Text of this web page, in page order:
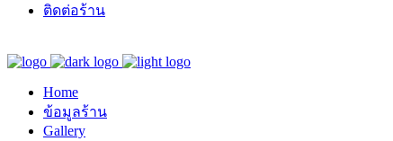
ติดต่อร้าน
Home
ข้อมูลร้าน
Gallery